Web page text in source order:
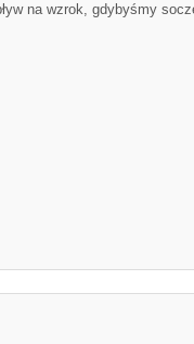
na wzrok, gdybyśmy